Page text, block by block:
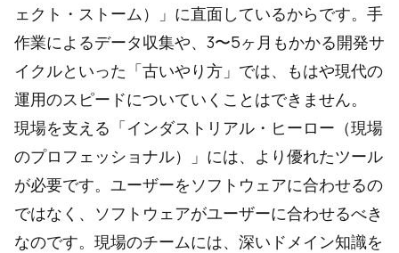
ェクト・ストーム）」に直面しているからです。手
作業によるデータ収集や、3〜5ヶ月もかかる開発サ
イクルといった「古いやり方」では、もはや現代の
運用のスピードについていくことはできません。
現場を支える「インダストリアル・ヒーロー（現場
のプロフェッショナル）」には、より優れたツール
が必要です。ユーザーをソフトウェアに合わせるの
ではなく、ソフトウェアがユーザーに合わせるべき
なのです。現場のチームには、深いドメイン知識を